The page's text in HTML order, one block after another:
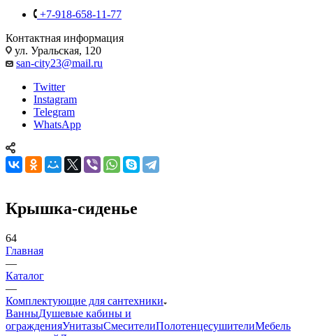
+7-918-658-11-77
Контактная информация
ул. Уральская, 120
san-city23@mail.ru
Twitter
Instagram
Telegram
WhatsApp
Крышка-сиденье
64
Главная
—
Каталог
—
Комплектующие для сантехники
ВанныДушевые кабины и
огражденияУнитазыСмесителиПолотенцесушителиМебель